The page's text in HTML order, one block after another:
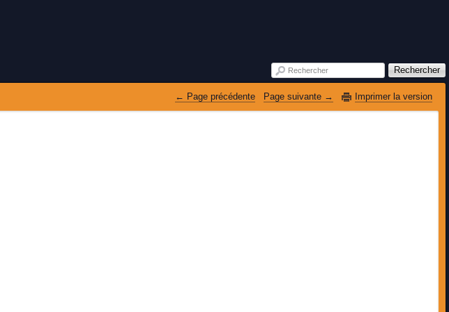
Rechercher Rechercher
Page précédente Page suivante Imprimer la version